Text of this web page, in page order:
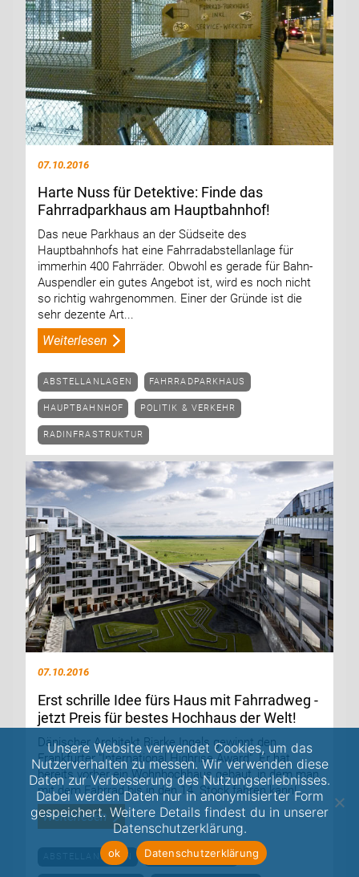
07.10.2016
Harte Nuss für Detektive: Finde das
Fahrradparkhaus am Hauptbahnhof!
Das neue Parkhaus an der Südseite des
Hauptbahnhofs hat eine Fahrradabstellanlage für
immerhin 400 Fahrräder. Obwohl es gerade für Bahn-
Auspendler ein gutes Angebot ist, wird es noch nicht
so richtig wahrgenommen. Einer der Gründe ist die
sehr dezente Art...
Weiterlesen
ABSTELLANLAGEN FAHRRADPARKHAUS
HAUPTBAHNHOF POLITIK & VERKEHR
RADINFRASTRUKTUR
07.10.2016
Erst schrille Idee fürs Haus mit Fahrradweg -
jetzt Preis für bestes Hochhaus der Welt!
Dänischer Architekt Bjarke Ingels gewinnt den
Frankfurter "International Highrise Award". Er hat
bereits vorher ein Wohnhochhaus gebaut, in dem man
mit dem Fahrrad bis in den 14. Stock fahren kann!...
Weiterlesen
ABSTELLANLAGEN KUNST & KULTUR
Unsere Website verwendet Cookies, um das
Nutzerverhalten zu messen. Wir verwenden diese
Daten zur Verbesserung des Nutzungserlebnisses.
Dabei werden Daten nur in anonymisierter Form
gespeichert. Weitere Details findest du in unserer
Datenschutzerklärung.
ok Datenschutzerklärung